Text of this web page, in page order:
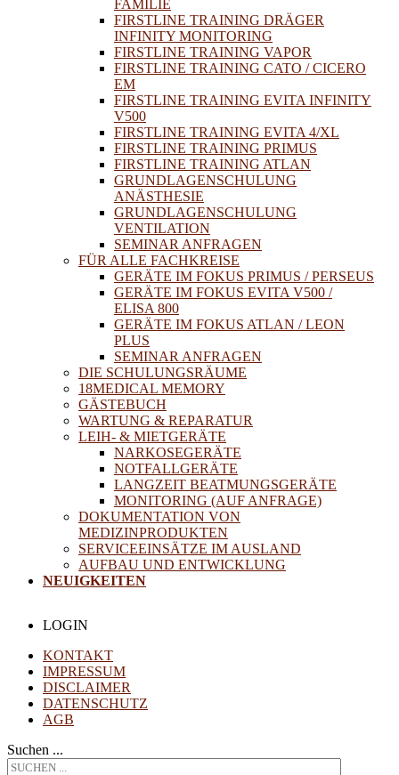
FAMILIE
FIRSTLINE TRAINING DRÄGER
INFINITY MONITORING
FIRSTLINE TRAINING VAPOR
FIRSTLINE TRAINING CATO / CICERO
EM
FIRSTLINE TRAINING EVITA INFINITY
V500
FIRSTLINE TRAINING EVITA 4/XL
FIRSTLINE TRAINING PRIMUS
FIRSTLINE TRAINING ATLAN
GRUNDLAGENSCHULUNG
ANÄSTHESIE
GRUNDLAGENSCHULUNG
VENTILATION
SEMINAR ANFRAGEN
FÜR ALLE FACHKREISE
GERÄTE IM FOKUS PRIMUS / PERSEUS
GERÄTE IM FOKUS EVITA V500 /
ELISA 800
GERÄTE IM FOKUS ATLAN / LEON
PLUS
SEMINAR ANFRAGEN
DIE SCHULUNGSRÄUME
18MEDICAL MEMORY
GÄSTEBUCH
WARTUNG & REPARATUR
LEIH- & MIETGERÄTE
NARKOSEGERÄTE
NOTFALLGERÄTE
LANGZEIT BEATMUNGSGERÄTE
MONITORING (AUF ANFRAGE)
DOKUMENTATION VON
MEDIZINPRODUKTEN
SERVICEEINSÄTZE IM AUSLAND
AUFBAU UND ENTWICKLUNG
NEUIGKEITEN
LOGIN
KONTAKT
IMPRESSUM
DISCLAIMER
DATENSCHUTZ
AGB
Suchen ...